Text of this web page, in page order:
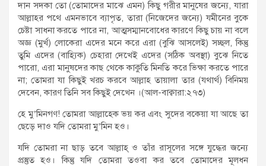
দান সদকা তো (তোমাদের মাঝে এমন) কিছু গরীর মানুষের জন্যে, যারা
আল্লাহর পথে এমনভাবে ব্যাপৃত, তারা (নিজেদের জন্যে) যমীনের বুকে
চেষ্টা সাধনা করতে পারে না, আত্মসম্মানবোধের কারণে কিছু চায় না বলে
অজ্ঞ (মুর্খ) লোকেরা এদের মনে করে এরা (বুঝি আসলেই) সচ্ছল, কিন্তু
তুমি এদের (বাহ্যিক) চেহারা দেখেই এদের (সঠিক অবস্থা) বুঝে নিতে
পারো, এরা মানুষদের কাছ থেকে কাকুতি মিনতি করে ভিক্ষা করতে পারে
না; তোমরা যা কিছুই খরচ করবে আল্লাহ তায়ালা তার (যথার্থ) বিনিময়
দেবেন, কারণ তিনি সব কিছুই দেখেন ।(আল-বাক্বারা:২৭৩)
হে মু’মিনগণ! তোমরা আল্লাহ্কে ভয় কর এবং সুদের বকেয়া যা আছে তা
ছেড়ে দাও যদি তোমরা মু’মিন হও।
যদি তোমরা না ছাড় তবে আল্লাহ্ ও তাঁর রাসূলের সঙ্গে যুদ্ধের জন্যে
প্রস্তুত হও। কিন্তু যদি তোমরা তওবা কর তবে তোমাদের মূলধন